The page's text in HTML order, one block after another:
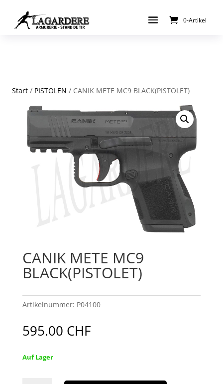
0-Artikel
Start / PISTOLEN / CANIK METE MC9 BLACK(PISTOLET)
CANIK METE MC9
BLACK(PISTOLET)
Artikelnummer: P04100
595.00 CHF
Auf Lager